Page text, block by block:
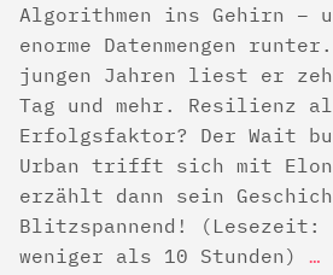
Algorithmen ins Gehirn –
enorme Datenmengen
jungen Jahren liest er
Tag und mehr. Resilienz
Erfolgsfaktor? Der Wait
Urban trifft sich mit Elon
erzählt dann sein
Blitzspannend! (Lesezeit:
weniger als 10 Stunden) …